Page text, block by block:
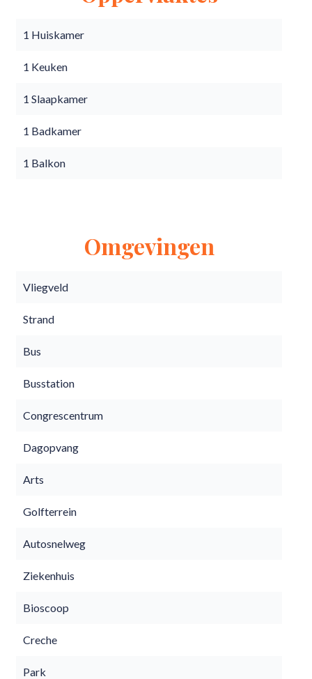
1 Huiskamer
1 Keuken
1 Slaapkamer
1 Badkamer
1 Balkon
Omgevingen
Vliegveld
Strand
Bus
Busstation
Congrescentrum
Dagopvang
Arts
Golfterrein
Autosnelweg
Ziekenhuis
Bioscoop
Creche
Park